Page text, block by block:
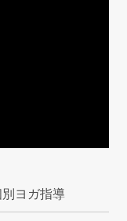
ヨガ指導